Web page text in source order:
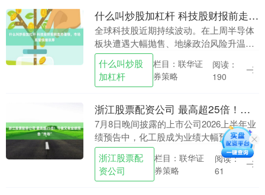
什么叫炒股加杠杆 科技股财报前走势谨慎，市场观望情绪浓厚
全球科技股近期持续波动。在上周半导体
板块遭遇大幅抛售、地缘政治风险升温的
背景下什么叫炒股加杠杆，投资者在本周
多家科技巨头公布财报前普遍采取观望态
度。 费城半导体....
什么叫炒股
加杠杆
栏目：联华证
券策略
阅读：
190
浙江股票配资公司 最高超25倍！今夜又有业绩预告“炸场”
7月8日晚间披露的上市公司2026上半年业
绩预告中，化工股成为业绩大幅预增的主
力。 华昌化工预计上半年净利润约1.23亿
元，同比增长1025.93%；扣非后净利....
浙江股票配
资公司
栏目：联华证
券策略
阅读：
61